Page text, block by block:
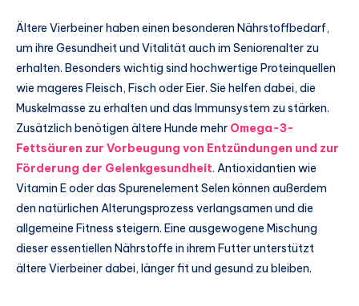
Ältere Vierbeiner haben einen besonderen Nährstoffbedarf,
um ihre Gesundheit und Vitalität auch im Seniorenalter zu
erhalten. Besonders wichtig sind hochwertige Proteinquellen
wie mageres Fleisch, Fisch oder Eier. Sie helfen dabei, die
Muskelmasse zu erhalten und das Immunsystem zu stärken.
Zusätzlich benötigen ältere Hunde mehr Omega-3-
Fettsäuren zur Vorbeugung von Entzündungen und zur
Förderung der Gelenkgesundheit. Antioxidantien wie
Vitamin E oder das Spurenelement Selen können außerdem
den natürlichen Alterungsprozess verlangsamen und die
allgemeine Fitness steigern. Eine ausgewogene Mischung
dieser essentiellen Nährstoffe in ihrem Futter unterstützt
ältere Vierbeiner dabei, länger fit und gesund zu bleiben.